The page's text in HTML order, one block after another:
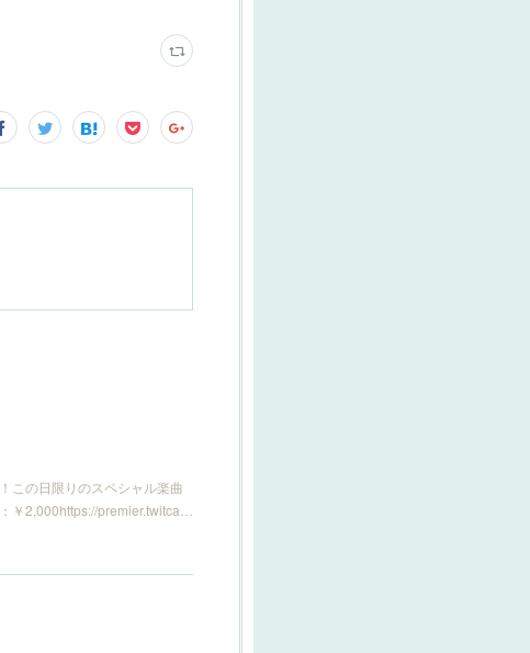
この日限りのスペシャル楽曲
￥2,000https://premier.twitca…